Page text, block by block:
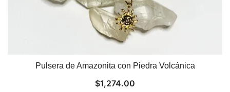
Pulsera de Amazonita con Piedra Volcánica
$1,274.00